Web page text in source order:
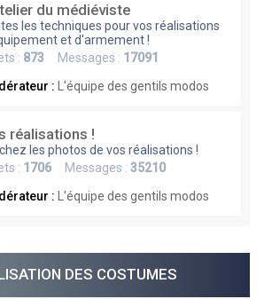
du médiéviste
les techniques pour vos réalisations
et d'armement !
: 873 Messages : 17091
:
L'équipe des gentils modos
réalisations !
les photos de vos réalisations !
: 1706 Messages : 35210
:
L'équipe des gentils modos
DES COSTUMES